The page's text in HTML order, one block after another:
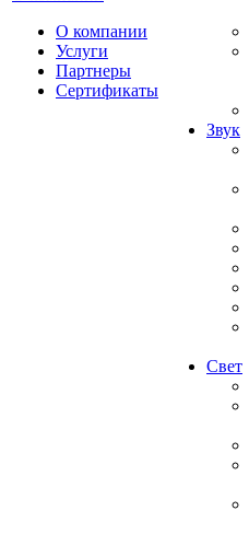
О компании
Услуги
Партнеры
Сертификаты
Звук
Свет